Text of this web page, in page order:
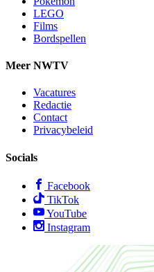
LEGO
Films
Bordspellen
Meer NWTV
Vacatures
Redactie
Contact
Privacybeleid
Socials
Facebook
TikTok
YouTube
Instagram